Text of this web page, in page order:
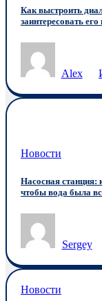
Как выстроить
заинтересовать
Alex
Новости
Насосная станция:
чтобы вода была
Sergey
Новости